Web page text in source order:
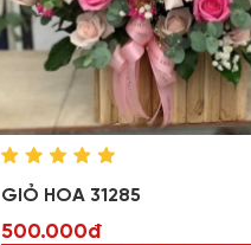
GIỎ HOA 31285
500.000đ